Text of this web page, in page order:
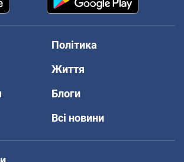
Політика
Життя
Блоги
Всі новини